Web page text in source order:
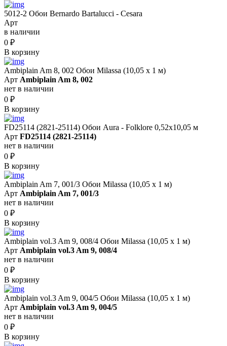
5012-2 Обои Bernardo Bartalucci - Cesara
Арт
в наличии
0 ₽
В корзину
Ambiplain Am 8, 002 Обои Milassa (10,05 х 1 м)
Арт Ambiplain Am 8, 002
нет в наличии
0 ₽
В корзину
FD25114 (2821-25114) Обои Aura - Folklore 0,52x10,05 м
Арт FD25114 (2821-25114)
нет в наличии
0 ₽
В корзину
Ambiplain Am 7, 001/3 Обои Milassa (10,05 х 1 м)
Арт Ambiplain Am 7, 001/3
нет в наличии
0 ₽
В корзину
Ambiplain vol.3 Am 9, 008/4 Обои Milassa (10,05 х 1 м)
Арт Ambiplain vol.3 Am 9, 008/4
нет в наличии
0 ₽
В корзину
Ambiplain vol.3 Am 9, 004/5 Обои Milassa (10,05 х 1 м)
Арт Ambiplain vol.3 Am 9, 004/5
нет в наличии
0 ₽
В корзину